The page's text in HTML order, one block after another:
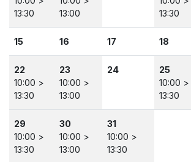
13:30
13:00
13:30
15 16 17 18
22
10:00 >
13:30
23
10:00 >
13:00
24
25
10:00 >
13:30
29
10:00 >
13:30
30
10:00 >
13:00
31
10:00 >
13:30